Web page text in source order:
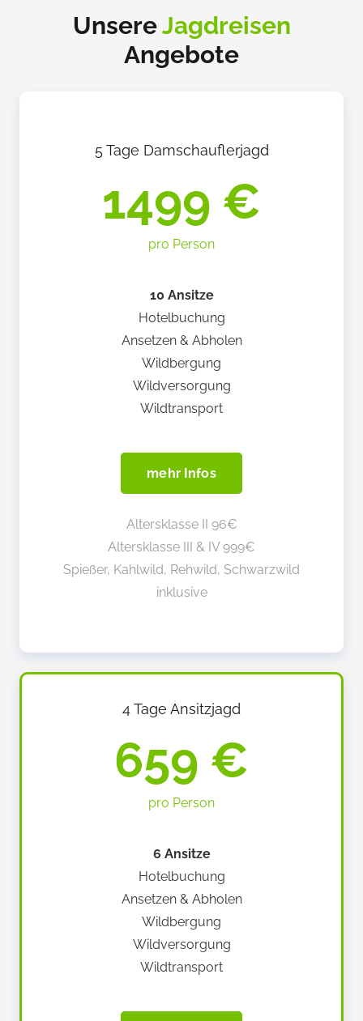
UnsereJagdreisen
Angebote
5 Tage Damschauflerjagd
1499 €
pro Person
10 Ansitze
Hotelbuchung
Ansetzen & Abholen
Wildbergung
Wildversorgung
Wildtransport
mehr Infos
Altersklasse II 96€
Altersklasse III & IV 999€
Spießer, Kahlwild, Rehwild, Schwarzwild
inklusive
4 Tage Ansitzjagd
659 €
pro Person
6 Ansitze
Hotelbuchung
Ansetzen & Abholen
Wildbergung
Wildversorgung
Wildtransport